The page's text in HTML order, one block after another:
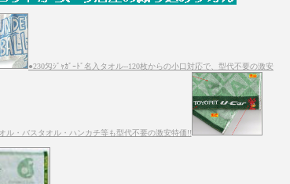
●230匁ｼﾞｬｶﾞｰﾄﾞ名入タオル--120枚からの小口対応で、型代不要の激安
ル・バスタオル・ハンカチ等も型代不要の激安特価!!